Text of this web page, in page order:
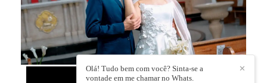
✕
Olá! Tudo bem com você? Sinta-se a
vontade em me chamar no Whats.